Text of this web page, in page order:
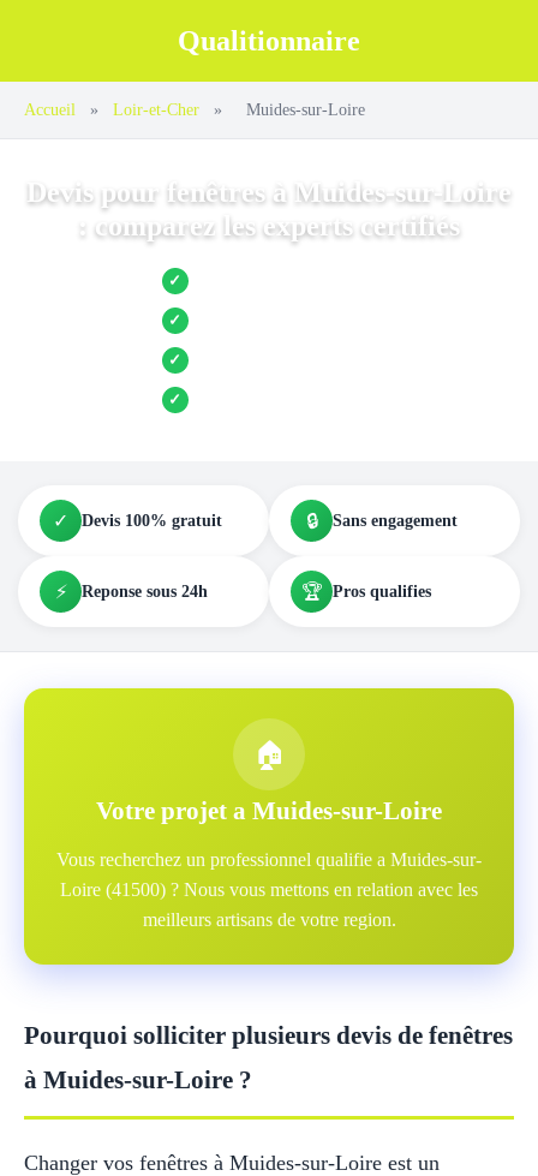
Qualitionnaire
Accueil » Loir-et-Cher » Muides-sur-Loire
Devis pour fenêtres à Muides-sur-Loire
: comparez les experts certifiés
✓ Jusqu’à 3 devis comparés
✓ Entreprises locales vérifiées
✓ Pose garantie
✓ Aides et primes incluses
✓ Devis 100% gratuit 🔒 Sans engagement
⚡ Reponse sous 24h 🏆 Pros qualifies
🏠
Votre projet a Muides-sur-Loire
Vous recherchez un professionnel qualifie a Muides-sur-
Loire (41500) ? Nous vous mettons en relation avec les
meilleurs artisans de votre region.
Pourquoi solliciter plusieurs devis de fenêtres
à Muides-sur-Loire ?
Changer vos fenêtres à Muides-sur-Loire est un